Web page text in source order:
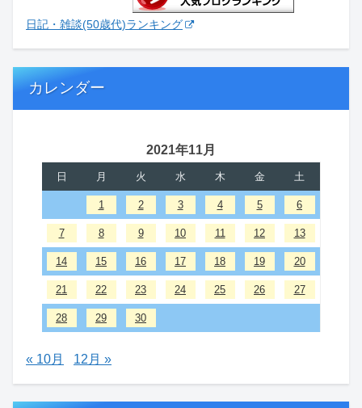
日記・雑談(50歳代)ランキング
カレンダー
2021年11月
日 月 火 水 木 金 土
1 2 3 4 5 6
7 8 9 10 11 12 13
14 15 16 17 18 19 20
21 22 23 24 25 26 27
28 29 30
« 10月 12月 »